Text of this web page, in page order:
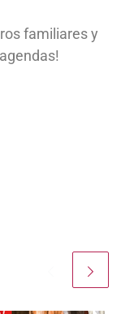
familiares y